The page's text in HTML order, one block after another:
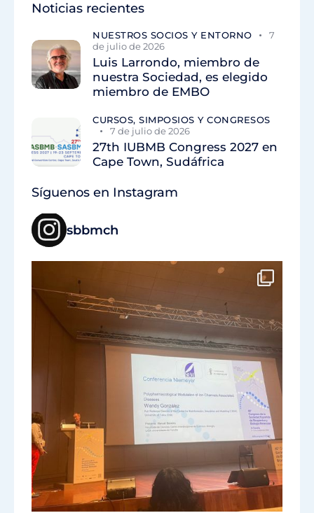
Noticias recientes
NUESTROS SOCIOS Y ENTORNO
7
de julio de 2026
Luis Larrondo, miembro de
nuestra Sociedad, es elegido
miembro de EMBO
CURSOS, SIMPOSIOS Y CONGRESOS
7 de julio de 2026
27th IUBMB Congress 2027 en
Cape Town, Sudáfrica
Síguenos en Instagram
sbbmch